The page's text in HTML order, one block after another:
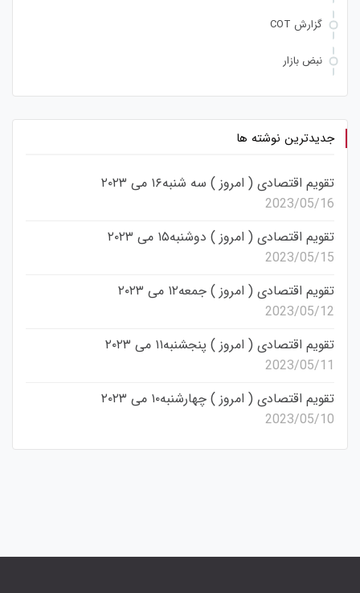
گزارش COT
نبض بازار
جدیدترین نوشته ها
تقویم اقتصادی ( امروز ) سه شنبه۱۶ می ۲۰۲۳
2023/05/16
تقویم اقتصادی ( امروز ) دوشنبه۱۵ می ۲۰۲۳
2023/05/15
تقویم اقتصادی ( امروز ) جمعه۱۲ می ۲۰۲۳
2023/05/12
تقویم اقتصادی ( امروز ) پنجشنبه۱۱ می ۲۰۲۳
2023/05/11
تقویم اقتصادی ( امروز ) چهارشنبه۱۰ می ۲۰۲۳
2023/05/10